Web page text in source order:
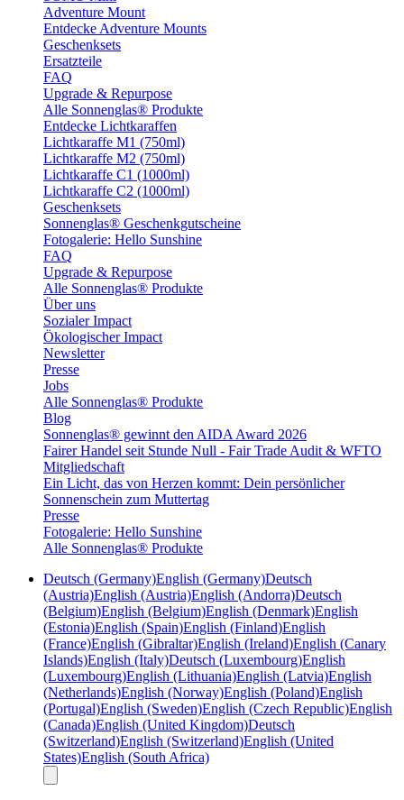
Adventure Mount
Entdecke Adventure Mounts
Geschenksets
Ersatzteile
FAQ
Upgrade & Repurpose
Alle Sonnenglas® Produkte
Entdecke Lichtkaraffen
Lichtkaraffe M1 (750ml)
Lichtkaraffe M2 (750ml)
Lichtkaraffe C1 (1000ml)
Lichtkaraffe C2 (1000ml)
Geschenksets
Sonnenglas® Geschenkgutscheine
Fotogalerie: Hello Sunshine
FAQ
Upgrade & Repurpose
Alle Sonnenglas® Produkte
Über uns
Sozialer Impact
Ökologischer Impact
Newsletter
Presse
Jobs
Alle Sonnenglas® Produkte
Blog
Sonnenglas® gewinnt den AIDA Award 2026
Fairer Handel seit Stunde Null - Fair Trade Audit & WFTO
Mitgliedschaft
Ein Licht, das von Herzen kommt: Dein persönlicher
Sonnenschein zum Muttertag
Presse
Fotogalerie: Hello Sunshine
Alle Sonnenglas® Produkte
Deutsch (Germany)English (Germany)Deutsch
(Austria)English (Austria)English (Andorra)Deutsch
(Belgium)English (Belgium)English (Denmark)English
(Estonia)English (Spain)English (Finland)English
(France)English (Gibraltar)English (Ireland)English (Canary
Islands)English (Italy)Deutsch (Luxembourg)English
(Luxembourg)English (Lithuania)English (Latvia)English
(Netherlands)English (Norway)English (Poland)English
(Portugal)English (Sweden)English (Czech Republic)English
(Canada)English (United Kingdom)Deutsch
(Switzerland)English (Switzerland)English (United
States)English (South Africa)